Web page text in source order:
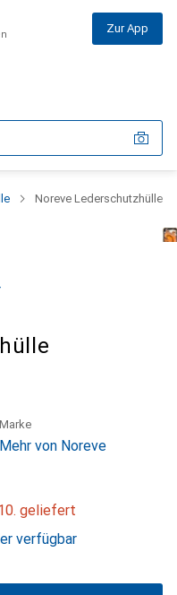
Zur App
Noreve Lederschutzhülle
Marke
Mehr von Noreve
geliefert
verfügbar